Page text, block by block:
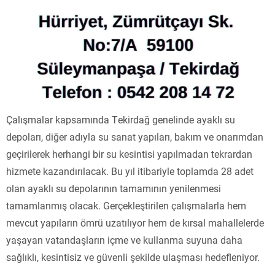
Çalışmalar kapsamında Tekirdağ genelinde ayaklı su
depoları, diğer adıyla su sanat yapıları, bakım ve onarımdan
geçirilerek herhangi bir su kesintisi yapılmadan tekrardan
hizmete kazandırılacak. Bu yıl itibariyle toplamda 28 adet
olan ayaklı su depolarının tamamının yenilenmesi
tamamlanmış olacak. Gerçekleştirilen çalışmalarla hem
mevcut yapıların ömrü uzatılıyor hem de kırsal mahallelerde
yaşayan vatandaşların içme ve kullanma suyuna daha
sağlıklı, kesintisiz ve güvenli şekilde ulaşması hedefleniyor.